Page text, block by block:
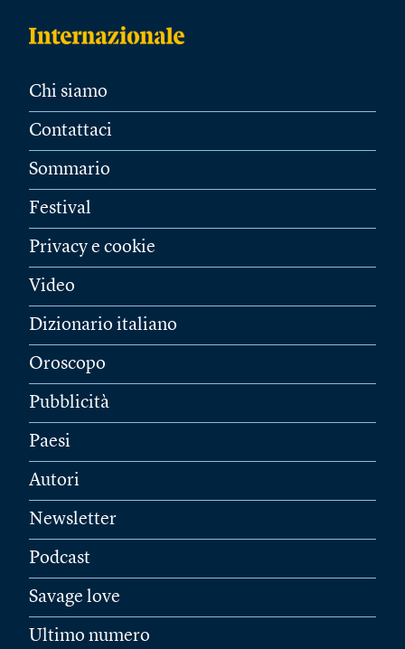
Chi siamo
Contattaci
Sommario
Festival
Privacy e cookie
Video
Dizionario italiano
Oroscopo
Pubblicità
Paesi
Autori
Newsletter
Podcast
Savage love
Ultimo numero